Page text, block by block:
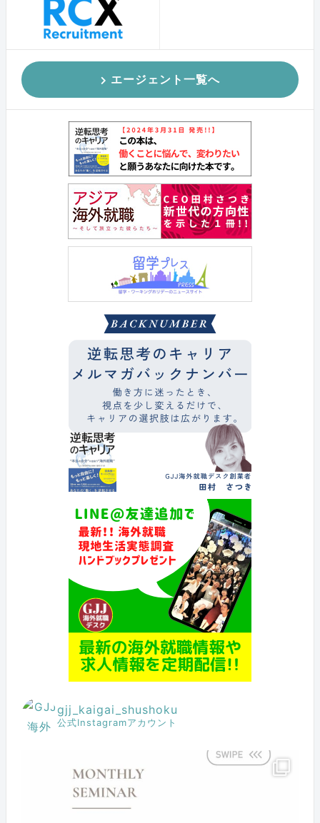
エージェント一覧へ
gjj_kaigai_shushoku
公式Instagramアカウント